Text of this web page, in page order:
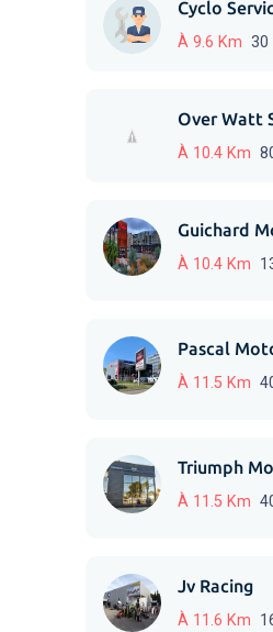
Cyclo
À 9.6 Km 30
Over Watt
À 10.4 Km
Guichard
À 10.4 Km
Pascal
À 11.5 Km
Triumph
À 11.5 Km
Jv Racing
À 11.6 Km